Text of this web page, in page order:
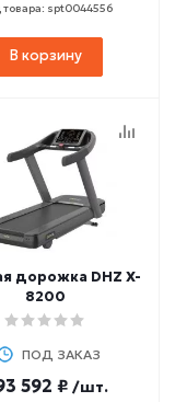
товара: spt0044556
В корзину
дорожка DHZ X-
8200
ПОД ЗАКАЗ
592 ₽ /шт.